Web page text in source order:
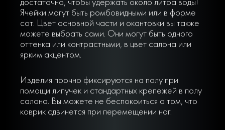
Ячейки могут быть ромбовидными или в форме
сот. Цвет основной части и окантовки вы также
можете выбрать сами. Они могут быть одного
оттенка или контрастными, в цвет салона или
ярким акцентом.
Изделия прочно фиксируются на полу при
помощи липучек и стандартных крепежей в полу
салона. Вы можете не беспокоиться о том, что
коврик сдвинется при перемещении ног.